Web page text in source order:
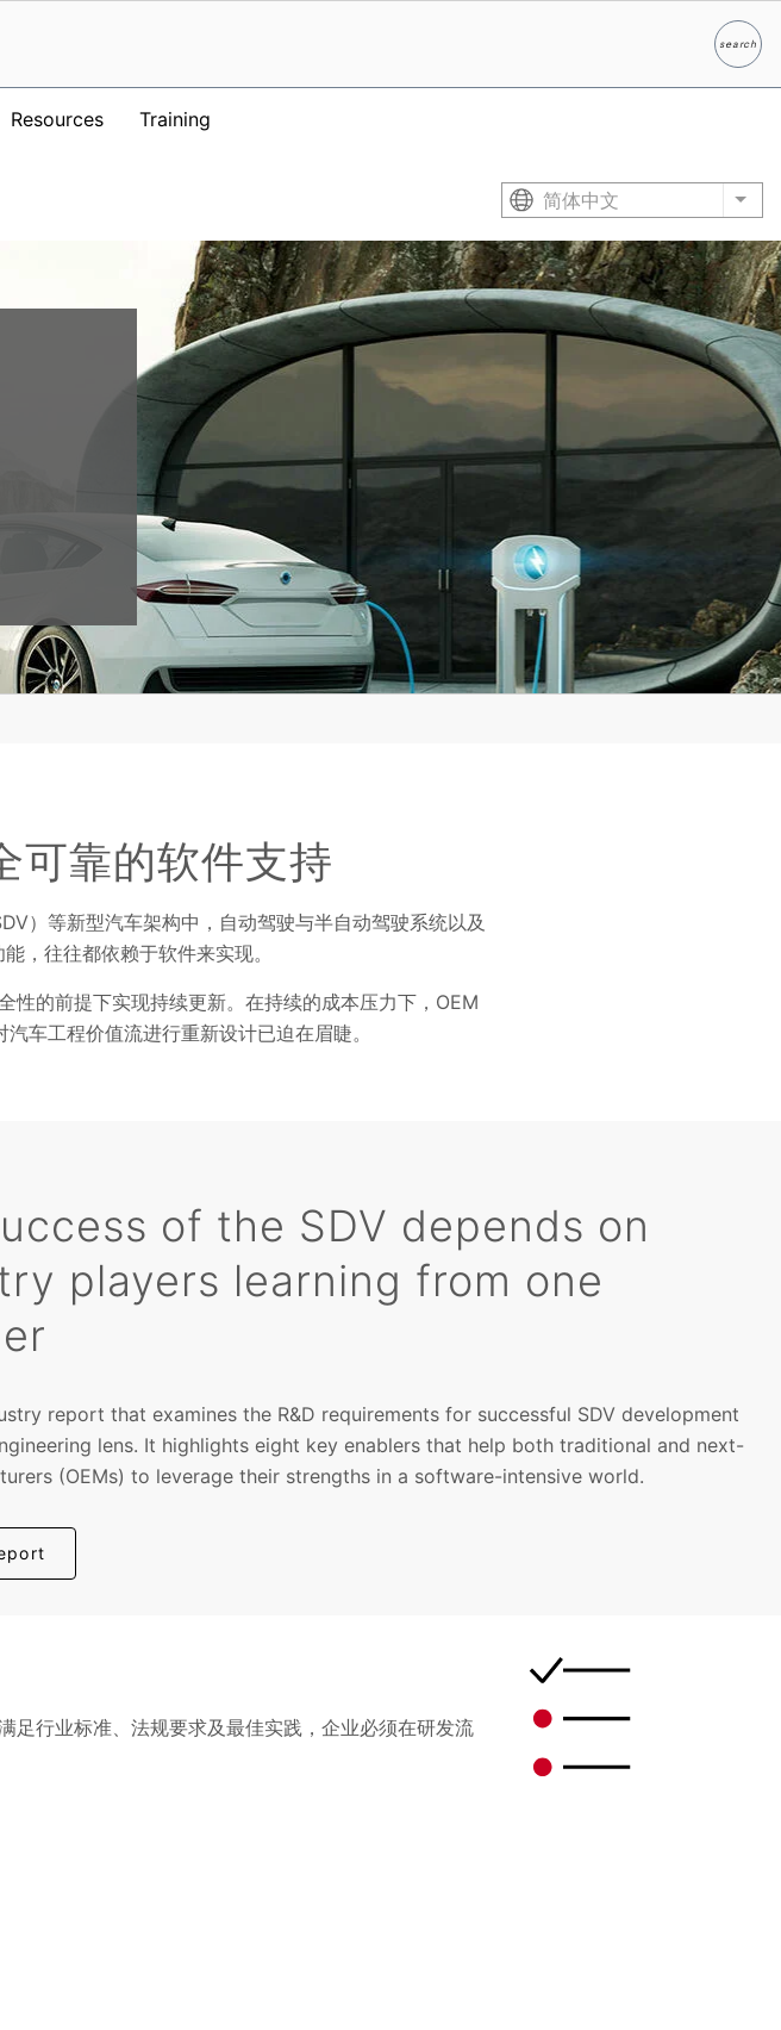
searchSearch
Resources Training
简体中文 List
可靠的软件支持
）等新型汽车架构中，自动驾驶与半自动驾驶系统以及
，往往都依赖于软件来实现。
性的前提下实现持续更新。在持续的成本压力下，OEM
车工程价值流进行重新设计已迫在眉睫。
of the SDV depends on
players learning from one
report that examines the R&D requirements for successful SDV development
lens. It highlights eight key enablers that help both traditional and next-
(OEMs) to leverage their strengths in a software-intensive world.
足行业标准、法规要求及最佳实践，企业必须在研发流